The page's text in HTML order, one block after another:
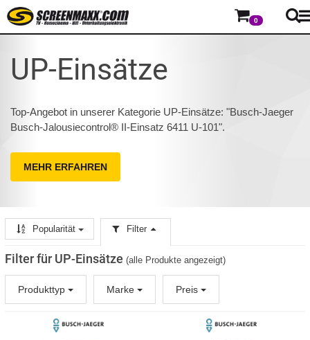
0
UP-Einsätze
Top-Angebot in unserer Kategorie UP-Einsätze: "Busch-Jaeger
Busch-Jalousiecontrol® II-Einsatz 6411 U-101".
MEHR ERFAHREN
Popularität Filter
Filter für UP-Einsätze (alle Produkte angezeigt)
Produkttyp Marke Preis